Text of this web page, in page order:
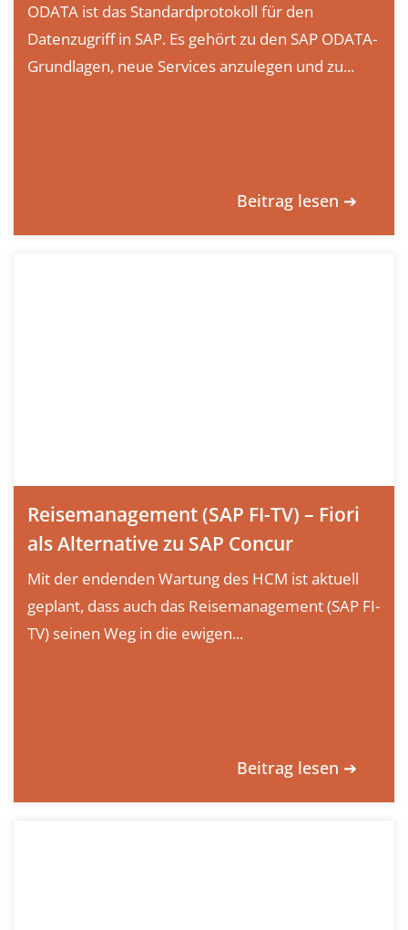
ODATA ist das Standardprotokoll für den
Datenzugriff in SAP. Es gehört zu den SAP ODATA-
Grundlagen, neue Services anzulegen und zu...
Beitrag lesen ➔
Reisemanagement (SAP FI-TV) – Fiori
als Alternative zu SAP Concur
Mit der endenden Wartung des HCM ist aktuell
geplant, dass auch das Reisemanagement (SAP FI-
TV) seinen Weg in die ewigen...
Beitrag lesen ➔